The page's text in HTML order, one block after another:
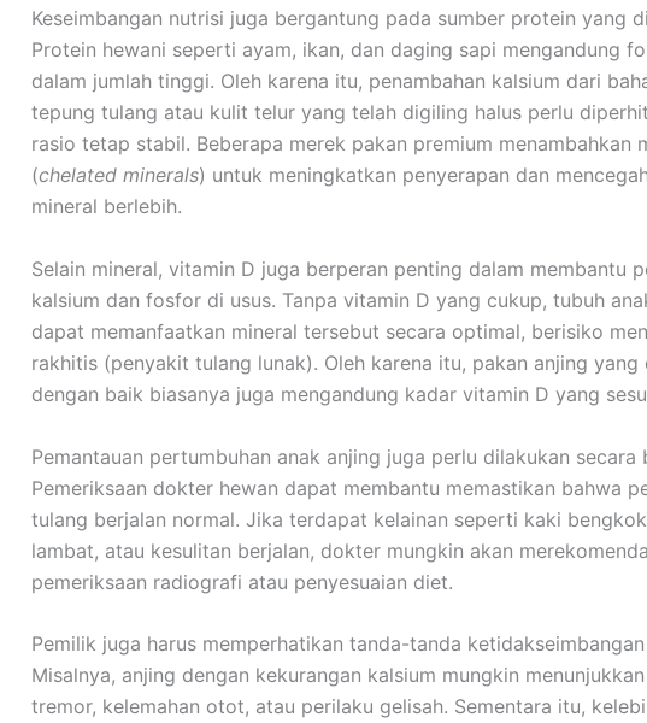
Keseimbangan nutrisi juga bergantung pada sumber protein yang
Protein hewani seperti ayam, ikan, dan daging sapi mengandung
dalam jumlah tinggi. Oleh karena itu, penambahan kalsium dari
tepung tulang atau kulit telur yang telah digiling halus perlu
rasio tetap stabil. Beberapa merek pakan premium menambahkan
(chelated minerals) untuk meningkatkan penyerapan dan
mineral berlebih.
Selain mineral, vitamin D juga berperan penting dalam membantu
kalsium dan fosfor di usus. Tanpa vitamin D yang cukup, tubuh
dapat memanfaatkan mineral tersebut secara optimal, berisiko
rakhitis (penyakit tulang lunak). Oleh karena itu, pakan anjing yang
dengan baik biasanya juga mengandung kadar vitamin D yang
Pemantauan pertumbuhan anak anjing juga perlu dilakukan secara
Pemeriksaan dokter hewan dapat membantu memastikan bahwa
tulang berjalan normal. Jika terdapat kelainan seperti kaki
lambat, atau kesulitan berjalan, dokter mungkin akan
pemeriksaan radiografi atau penyesuaian diet.
Pemilik juga harus memperhatikan tanda-tanda
Misalnya, anjing dengan kekurangan kalsium mungkin
tremor, kelemahan otot, atau perilaku gelisah. Sementara itu,